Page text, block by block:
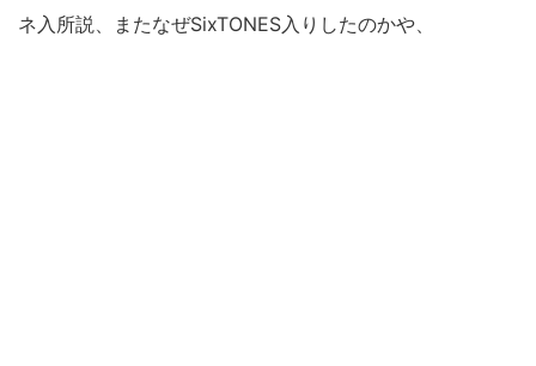
ネ入所説、またなぜSixTONES入りしたのかや、